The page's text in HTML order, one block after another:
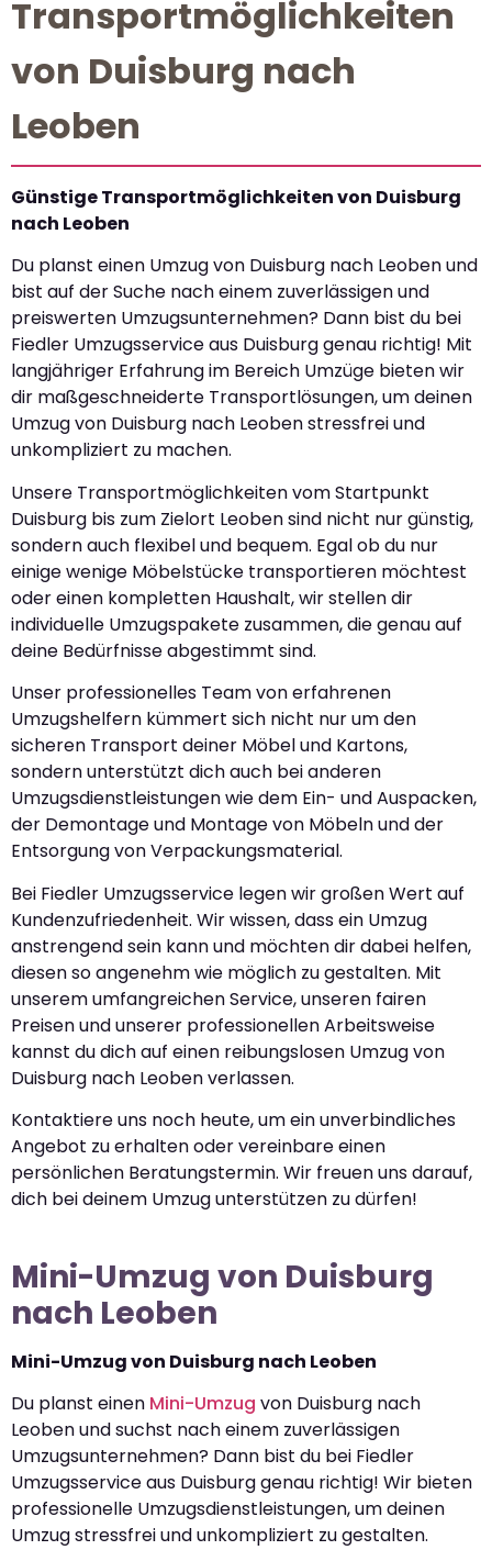
Transportmöglichkeiten
von Duisburg nach
Leoben
Günstige Transportmöglichkeiten von Duisburg
nach Leoben
Du planst einen Umzug von Duisburg nach Leoben und
bist auf der Suche nach einem zuverlässigen und
preiswerten Umzugsunternehmen? Dann bist du bei
Fiedler Umzugsservice aus Duisburg genau richtig! Mit
langjähriger Erfahrung im Bereich Umzüge bieten wir
dir maßgeschneiderte Transportlösungen, um deinen
Umzug von Duisburg nach Leoben stressfrei und
unkompliziert zu machen.
Unsere Transportmöglichkeiten vom Startpunkt
Duisburg bis zum Zielort Leoben sind nicht nur günstig,
sondern auch flexibel und bequem. Egal ob du nur
einige wenige Möbelstücke transportieren möchtest
oder einen kompletten Haushalt, wir stellen dir
individuelle Umzugspakete zusammen, die genau auf
deine Bedürfnisse abgestimmt sind.
Unser professionelles Team von erfahrenen
Umzugshelfern kümmert sich nicht nur um den
sicheren Transport deiner Möbel und Kartons,
sondern unterstützt dich auch bei anderen
Umzugsdienstleistungen wie dem Ein- und Auspacken,
der Demontage und Montage von Möbeln und der
Entsorgung von Verpackungsmaterial.
Bei Fiedler Umzugsservice legen wir großen Wert auf
Kundenzufriedenheit. Wir wissen, dass ein Umzug
anstrengend sein kann und möchten dir dabei helfen,
diesen so angenehm wie möglich zu gestalten. Mit
unserem umfangreichen Service, unseren fairen
Preisen und unserer professionellen Arbeitsweise
kannst du dich auf einen reibungslosen Umzug von
Duisburg nach Leoben verlassen.
Kontaktiere uns noch heute, um ein unverbindliches
Angebot zu erhalten oder vereinbare einen
persönlichen Beratungstermin. Wir freuen uns darauf,
dich bei deinem Umzug unterstützen zu dürfen!
Mini-Umzug von Duisburg
nach Leoben
Mini-Umzug von Duisburg nach Leoben
Du planst einen Mini-Umzug von Duisburg nach
Leoben und suchst nach einem zuverlässigen
Umzugsunternehmen? Dann bist du bei Fiedler
Umzugsservice aus Duisburg genau richtig! Wir bieten
professionelle Umzugsdienstleistungen, um deinen
Umzug stressfrei und unkompliziert zu gestalten.